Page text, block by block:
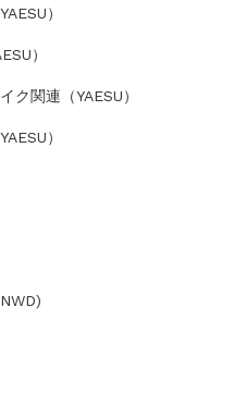
）
）
ク関連（YAESU）
）